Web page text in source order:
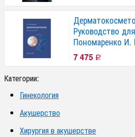
Руководство
Пономаренко И.
7 475 Р
Категории:
Гинекология
Акушерство
Хирургия в акушерстве